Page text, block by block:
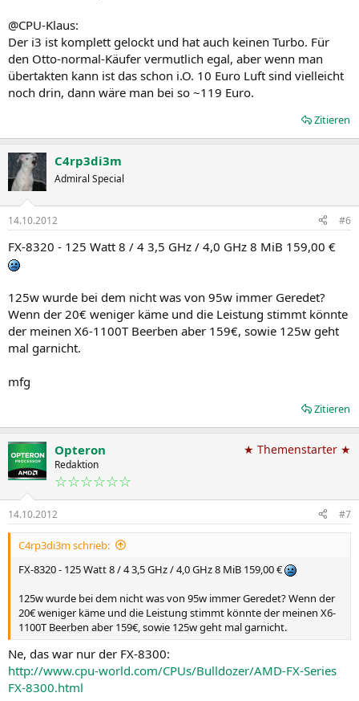
@CPU-Klaus:
Der i3 ist komplett gelockt und hat auch keinen Turbo. Für
den Otto-normal-Käufer vermutlich egal, aber wenn man
übertakten kann ist das schon i.O. 10 Euro Luft sind vielleicht
noch drin, dann wäre man bei so ~119 Euro.
Zitieren
C4rp3di3m
Admiral Special
14.10.2012 #6
FX-8320 - 125 Watt 8 / 4 3,5 GHz / 4,0 GHz 8 MiB 159,00 €
125w wurde bei dem nicht was von 95w immer Geredet?
Wenn der 20€ weniger käme und die Leistung stimmt könnte
der meinen X6-1100T Beerben aber 159€, sowie 125w geht
mal garnicht.
mfg
Zitieren
Opteron
Redaktion
☆☆☆☆☆☆
★ Themenstarter ★
14.10.2012 #7
C4rp3di3m schrieb:
FX-8320 - 125 Watt 8 / 4 3,5 GHz / 4,0 GHz 8 MiB 159,00 €
125w wurde bei dem nicht was von 95w immer Geredet? Wenn der
20€ weniger käme und die Leistung stimmt könnte der meinen X6-
1100T Beerben aber 159€, sowie 125w geht mal garnicht.
Ne, das war nur der FX-8300:
http://www.cpu-world.com/CPUs/Bulldozer/AMD-FX-Series
FX-8300.html